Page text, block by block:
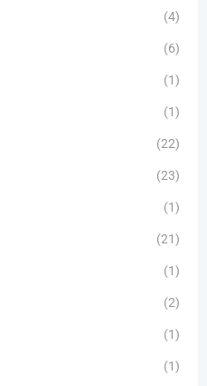
(4)
(6)
(1)
(1)
(22)
(23)
(1)
(21)
(1)
(2)
(1)
(1)